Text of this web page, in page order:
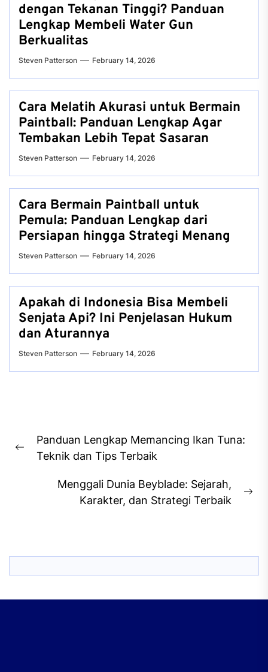
dengan Tekanan Tinggi? Panduan
Lengkap Membeli Water Gun
Berkualitas
Steven Patterson February 14, 2026
Cara Melatih Akurasi untuk Bermain
Paintball: Panduan Lengkap Agar
Tembakan Lebih Tepat Sasaran
Steven Patterson February 14, 2026
Cara Bermain Paintball untuk
Pemula: Panduan Lengkap dari
Persiapan hingga Strategi Menang
Steven Patterson February 14, 2026
Apakah di Indonesia Bisa Membeli
Senjata Api? Ini Penjelasan Hukum
dan Aturannya
Steven Patterson February 14, 2026
navigation
Previous
Panduan Lengkap Memancing Ikan Tuna:
Teknik dan Tips Terbaik
Menggali Dunia Beyblade: Sejarah,
Karakter, dan Strategi Terbaik